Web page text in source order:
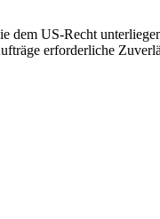
dem US-Recht
erforderliche